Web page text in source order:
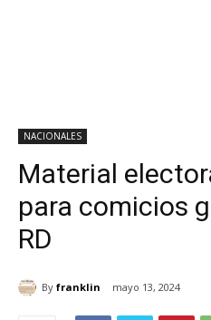
NACIONALES
Material
para comicios
RD
By franklin mayo 13, 2024